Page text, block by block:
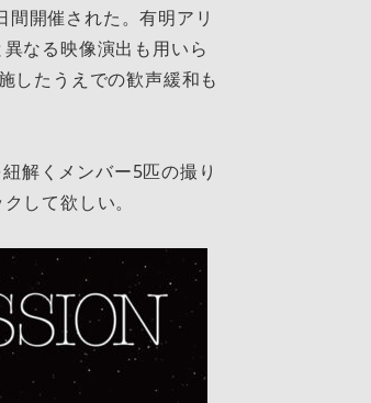
開催された。有明アリ
なる映像演出も用いら
したうえでの歓声緩和も
解くメンバー5匹の撮り
して欲しい。